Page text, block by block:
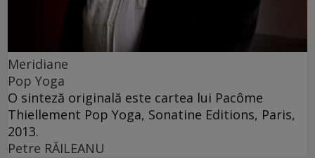
Meridiane
Pop Yoga
O sinteză originală este cartea lui Pacôme
Thiellement Pop Yoga, Sonatine Editions, Paris,
2013.
Petre RĂILEANU